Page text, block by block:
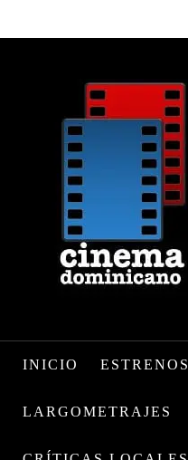
INICIO ESTRENOS
LARGOMETRAJES